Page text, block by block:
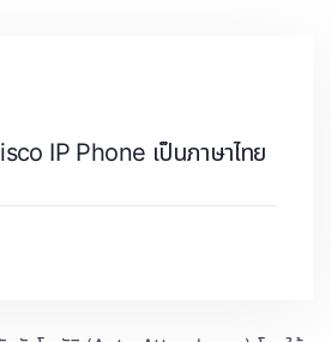
IP Phone เป็นภาษาไทย